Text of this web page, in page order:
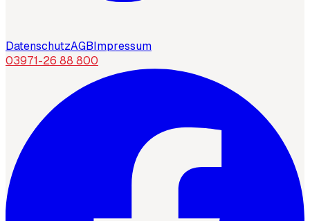
DatenschutzAGBImpressum
03971-26 88 800